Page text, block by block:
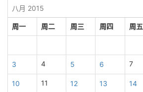
八月 2015
周一 周二 周三 周四 周五
3 4 5 6 7
10 11 12 13 14